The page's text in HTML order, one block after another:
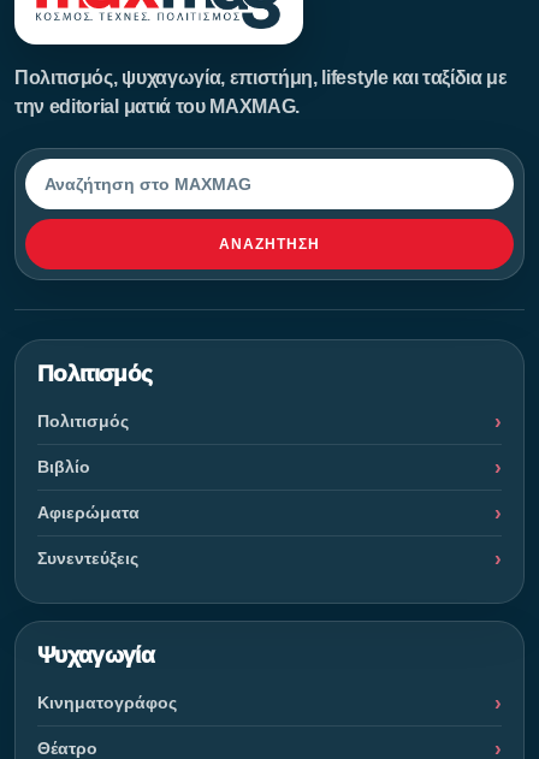
Πολιτισμός, ψυχαγωγία, επιστήμη, lifestyle και ταξίδια με
την editorial ματιά του MAXMAG.
Αναζήτηση
ΑΝΑΖΉΤΗΣΗ
Πολιτισμός
Πολιτισμός
Βιβλίο
Αφιερώματα
Συνεντεύξεις
Ψυχαγωγία
Κινηματογράφος
Θέατρο